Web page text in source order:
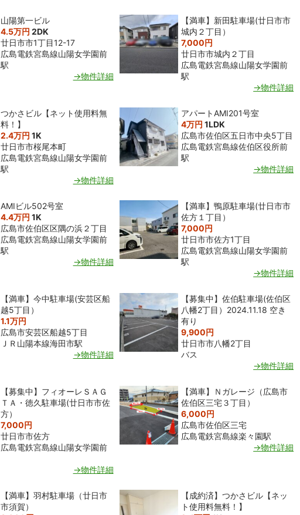
山陽第一ビル
4.5万円 2DK
廿日市市1丁目12-17
広島電鉄宮島線山陽女学園前
駅
→物件詳細
【満車】新田駐車場(廿日市市
城内２丁目）
7,000円
廿日市市城内２丁目
広島電鉄宮島線山陽女学園前
駅
→物件詳細
つかさビル【ネット使用料無
料！】
2.4万円 1K
廿日市市桜尾本町
広島電鉄宮島線山陽女学園前
駅
→物件詳細
アパートAMI201号室
4万円 1LDK
広島市佐伯区五日市中央5丁目
広島電鉄宮島線佐伯区役所前
駅
→物件詳細
AMIビル502号室
4.4万円 1K
広島市佐伯区区隅の浜２丁目
広島電鉄宮島線山陽女学園前
駅
→物件詳細
【満車】鴨原駐車場(廿日市市
佐方１丁目）
7,000円
廿日市市佐方1丁目
広島電鉄宮島線山陽女学園前
駅
→物件詳細
【満車】今中駐車場(安芸区船
越5丁目）
1.1万円
広島市安芸区船越5丁目
ＪＲ山陽本線海田市駅
→物件詳細
【募集中】佐伯駐車場(佐伯区
八幡2丁目）2024.11.18 空き
有り
9,900円
廿日市市八幡2丁目
バス
→物件詳細
【募集中】フィオーレＳＡＧ
ＴＡ・徳久駐車場(廿日市市佐
方）
7,000円
廿日市市佐方
広島電鉄宮島線山陽女学園前
→物件詳細
【満車】Ｎガレージ（広島市
佐伯区三宅３丁目）
6,000円
広島市佐伯区三宅
広島電鉄宮島線楽々園駅
→物件詳細
【満車】羽村駐車場（廿日市
市須賀）
【成約済】つかさビル【ネッ
ト使用料無料！】